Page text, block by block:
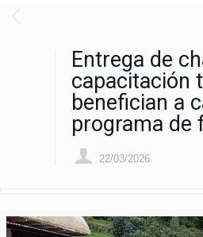
Entrega de
capacitación
benefician a
programa de
22/03/2026